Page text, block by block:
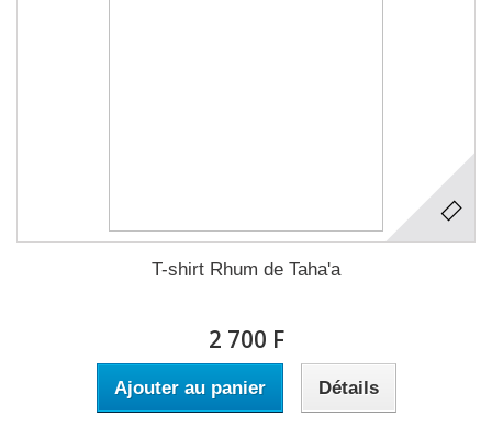
T-shirt Rhum de Taha'a
2 700 F
Ajouter au panier Détails